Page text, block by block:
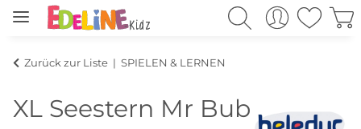
Zurück zur Liste SPIELEN & LERNEN
XL Seestern Mr Bubbles